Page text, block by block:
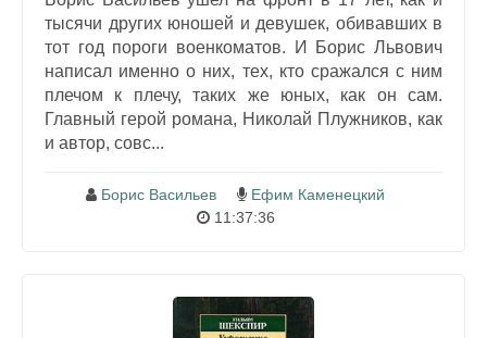
тысячи других юношей и девушек, обивавших в
тот год пороги военкоматов. И Борис Львович
написал именно о них, тех, кто сражался с ним
плечом к плечу, таких же юных, как он сам.
Главный герой романа, Николай Плужников, как
и автор, совс...
Борис Васильев
Ефим Каменецкий
11:37:36